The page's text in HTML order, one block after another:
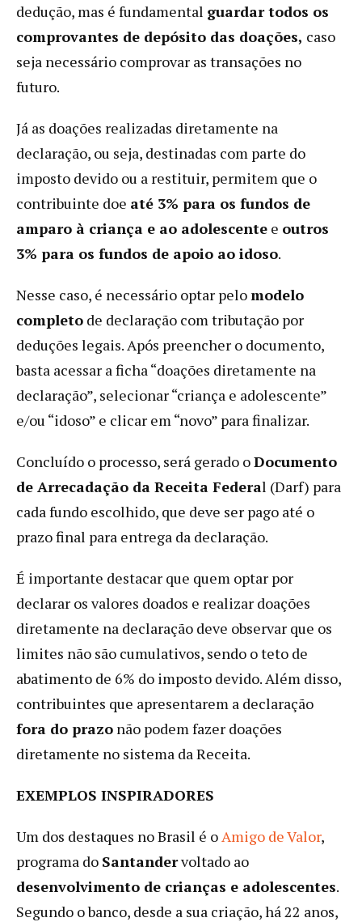
dedução, mas é fundamental guardar todos os
comprovantes de depósito das doações, caso
seja necessário comprovar as transações no
futuro.
Já as doações realizadas diretamente na
declaração, ou seja, destinadas com parte do
imposto devido ou a restituir, permitem que o
contribuinte doe até 3% para os fundos de
amparo à criança e ao adolescente e outros
3% para os fundos de apoio ao idoso.
Nesse caso, é necessário optar pelomodelo
completo de declaração com tributação por
deduções legais. Após preencher o documento,
basta acessar a ficha “doações diretamente na
declaração”, selecionar “criança e adolescente”
e/ou “idoso” e clicar em “novo” para finalizar.
Concluído o processo, será gerado oDocumento
de Arrecadação da Receita Federal (Darf) para
cada fundo escolhido, que deve ser pago até o
prazo final para entrega da declaração.
É importante destacar que quem optar por
declarar os valores doados e realizar doações
diretamente na declaração deve observar que os
limites não são cumulativos, sendo o teto de
abatimento de 6% do imposto devido. Além disso,
contribuintes que apresentarem a declaração
fora do prazo não podem fazer doações
diretamente no sistema da Receita.
EXEMPLOS INSPIRADORES
Um dos destaques no Brasil é oAmigo de Valor,
programa do Santandervoltado ao
desenvolvimento de crianças e adolescentes.
Segundo o banco, desde a sua criação, há 22 anos,